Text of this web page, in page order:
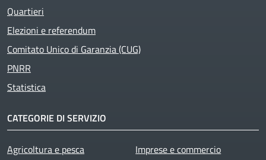
Quartieri
Elezioni e referendum
Comitato Unico di Garanzia (CUG)
PNRR
Statistica
CATEGORIE DI SERVIZIO
Agricoltura e pesca
Imprese e commercio